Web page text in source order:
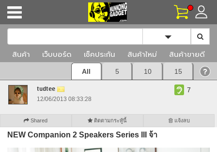
Toggle
สินค้า เว็บบอร์ด เช็คประกัน สินค้าใหม่ สินค้าขายดี
All 5 10 15
tudtee
12/06/2013 08:33:28
7
Shared ติดตามกระทู้นี้ แจ้งลบ
NEW Companion 2 Speakers Series III จ้า